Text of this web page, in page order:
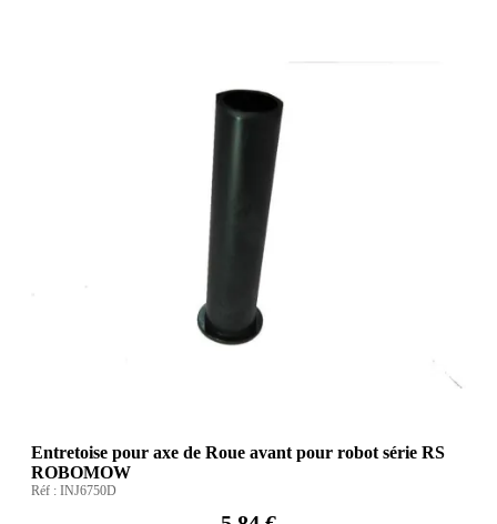
Entretoise pour axe de Roue avant pour robot série RS
ROBOMOW
Réf : INJ6750D